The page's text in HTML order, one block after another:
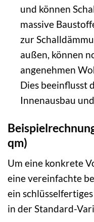
und können
massive
zur
außen, können
angenehmen
Dies beeinflusst
Innenausbau
qm)
Um eine konkrete
eine vereinfachte
ein
in der Standard-